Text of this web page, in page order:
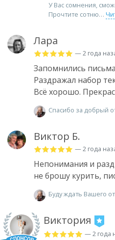
У Вас сомнения,
Прочтите сотню
Лара
— 2 года
Запомнились
Раздражал набор
Всё хорошо.
Спасибо за добрый
Виктор Б.
— 2 года
Непонимания и
не брошу курить,
Буду ждать Вашего
Виктория
— 2 года